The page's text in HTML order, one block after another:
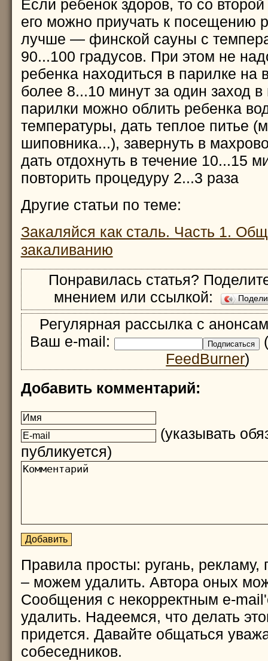
Если ребенок здоров, то со
его можно приучать к посещению
лучше — финской сауны с
90...100 градусов. При этом не
ребенка находиться в парилке на
более 8...10 минут за один заход
парилки можно облить ребенка
температуры, дать теплое питье
шиповника...), завернуть в
дать отдохнуть в течение 10...15
повторить процедуру 2...3 раза
Другие статьи по теме:
Закаляйся как сталь. Часть 1.
закаливанию
Понравилась статья?
мнением или ссылкой:
Регулярная рассылка с
Ваш e-mail:
FeedBurner)
Добавить комментарий:
(указывать
публикуется)
Правила просты: ругань, рекламу,
– можем удалить. Автора оных
Сообщения с некорректным e-
удалить. Надеемся, что делать
придется. Давайте общаться
собеседников.